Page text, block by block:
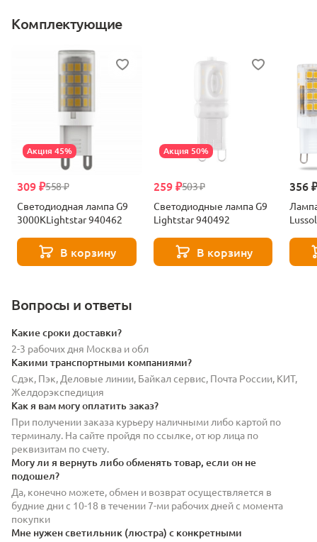
Комплектующие
Акция 45%
558 ₽
309 ₽
Светодиодная лампа G9
3000KLightstar 940462
В корзину
Акция 50%
503 ₽
259 ₽
Светодиодные лампа G9
Lightstar 940492
В корзину
356
Вопросы и ответы
Какие сроки доставки?
2-3 рабочих дня Москва и обл
Какими транспортными компаниями?
Сдэк, Пэк, Деловые линии, Байкал сервис, Почта России, КИТ,
Желдорэкспедиция
Как я вам могу оплатить заказ?
При получении заказа курьеру наличными либо картой по
терминалу. На сайте пройдя по ссылке, от юр лица по
реквизитам по счету.
Могу ли я вернуть либо обменять товар, если он не
подошел?
Да, конечно можете, обмен и возврат осуществляется в
будние дни с 10-18 в течении 7-ми рабочих дней с момента
покупки
Мне нужен светильник (люстра) с конкретными